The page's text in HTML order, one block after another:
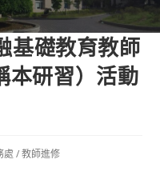
基礎教育教師
本研習）活動
處 / 教師進修